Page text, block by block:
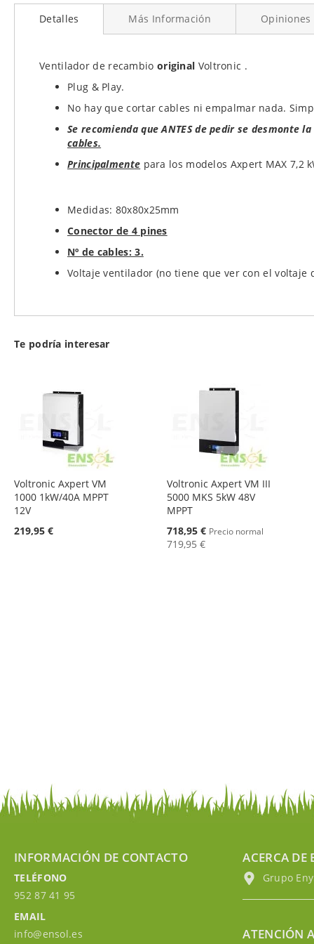
al
comienzo
galería
imágenes
Detalles
Ventilador de recambio original Voltronic .
Plug & Play.
No hay que cortar cables ni empalmar nada.
Se recomienda que ANTES de pedir se desmonte
cables.
Principalmente para los modelos Axpert MAX 7,2
Medidas: 80x80x25mm
Conector de 4 pines
Nº de cables: 3.
Voltaje ventilador (no tiene que ver con el voltaje
Más Información Opiniones
Te podría interesar
Voltronic Axpert VM
1000 1kW/40A MPPT
12V
219,95 €
Voltronic Axpert VM III
5000 MKS 5kW 48V
MPPT
Oferta
718,95 € Precio normal
719,95 €
INFORMACIÓN DE CONTACTO
TELÉFONO
952 87 41 95
EMAIL
info@ensol.es
ACERCA DE
Grupo
ATENCIÓN